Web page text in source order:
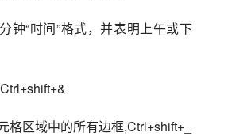
钟“时间”格式，并表明上午或下
格区域中的所有边框,Ctrl+shift+_